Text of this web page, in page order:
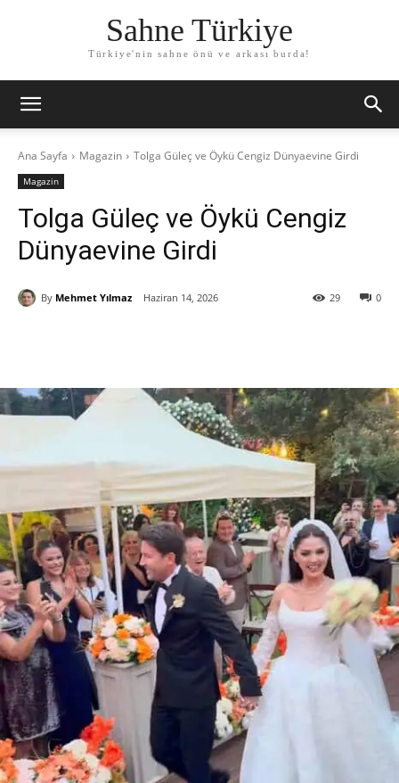
Sahne Türkiye
Türkiye'nin sahne önü ve arkası burda!
Ana Sayfa Magazin Tolga Güleç ve Öykü Cengiz Dünyaevine Girdi
Magazin
Tolga Güleç ve Öykü Cengiz
Dünyaevine Girdi
By Mehmet Yılmaz Haziran 14, 2026 0
29